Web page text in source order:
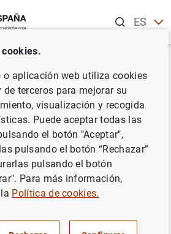
ESEN
la fecha del
del tipo
corto plazo del euro
o aplicación web utiliza cookies
de terceros para mejorar su
visualización y recogida
Puede aceptar todas las
el botón "Aceptar",
pulsando el botón “Rechazar”
pulsando el botón
Para más información,
Política de cookies.